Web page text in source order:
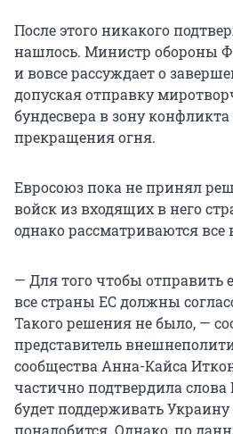
После этого никакого
нашлось. Министр обороны
и вовсе рассуждает о
допуская отправку
бундесвера в зону
прекращения огня.
Евросоюз пока не принял
войск из входящих в него
однако рассматриваются все
— Для того чтобы отправить
все страны ЕС должны
Такого решения не было, —
представитель
сообщества Анна-Кайса
частично подтвердила
будет поддерживать Украину
понадобится. Однако, по